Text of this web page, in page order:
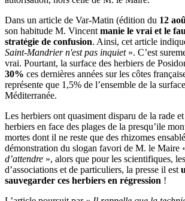
Dans un article de Var-Matin (édition du 12
son habitude M. Vincent manie le vrai et le
stratégie de confusion. Ainsi, cet article
Saint-Mandrier n'est pas inquiet». C’est
vrai. Pourtant, la surface des herbiers de
30% ces dernières années sur les côtes
représente que 1,5% de l’ensemble de la
Méditerranée.
Les herbiers ont quasiment disparu de la rade
herbiers en face des plages de la presqu’ile
mortes dont il ne reste que des rhizomes
démonstration du slogan favori de M. le Maire
d’attendre », alors que pour les scientifiques,
d’associations et de particuliers, la presse il est
sauvegarder ces herbiers en régression !